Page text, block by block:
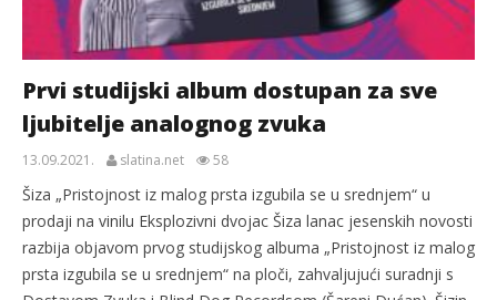
Prvi studijski album dostupan za sve
ljubitelje analognog zvuka
13.09.2021. slatina.net 58
Šiza „Pristojnost iz malog prsta izgubila se u srednjem“ u
prodaji na vinilu Eksplozivni dvojac Šiza lanac jesenskih novosti
razbija objavom prvog studijskog albuma „Pristojnost iz malog
prsta izgubila se u srednjem“ na ploči, zahvaljujući suradnji s